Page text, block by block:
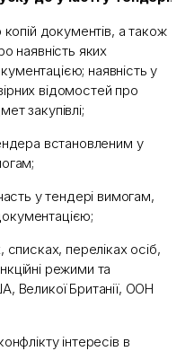
копій документів, а також
наявність яких
наявність у
відомостей про
закупівлі;
встановленим у
у тендері вимогам,
переліках осіб,
режими та
Великої Британії, ООН
інтересів в